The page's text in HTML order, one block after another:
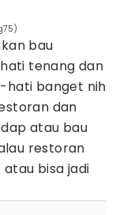
bau
tenang dan
hati banget nih
dan
atau bau
restoran
bisa jadi